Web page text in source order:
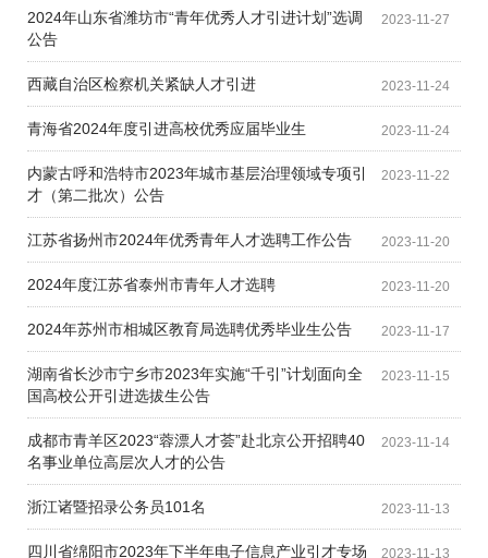
2023-11-27
2024年山东省潍坊市“青年优秀人才引进计划”选调
公告
2023-11-24
西藏自治区检察机关紧缺人才引进
2023-11-24
青海省2024年度引进高校优秀应届毕业生
2023-11-22
内蒙古呼和浩特市2023年城市基层治理领域专项引
才（第二批次）公告
2023-11-20
江苏省扬州市2024年优秀青年人才选聘工作公告
2023-11-20
2024年度江苏省泰州市青年人才选聘
2023-11-17
2024年苏州市相城区教育局选聘优秀毕业生公告
2023-11-15
湖南省长沙市宁乡市2023年实施“千引”计划面向全
国高校公开引进选拔生公告
2023-11-14
成都市青羊区2023“蓉漂人才荟”赴北京公开招聘40
名事业单位高层次人才的公告
2023-11-13
浙江诸暨招录公务员101名
2023-11-13
四川省绵阳市2023年下半年电子信息产业引才专场